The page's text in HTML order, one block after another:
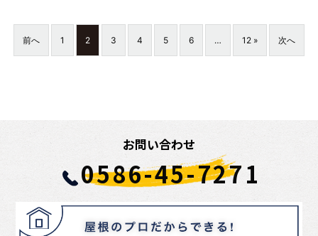
前へ 1 2 3 4 5 6 … 12 » 次へ
お問い合わせ
0586-45-7271